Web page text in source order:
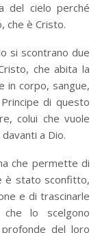
del cielo perché
che è Cristo.
scontrano due
che abita la
in corpo, sangue,
di questo
colui che vuole
a Dio.
permette di
è stato sconfitto,
e di trascinarle
lo scelgono
del loro